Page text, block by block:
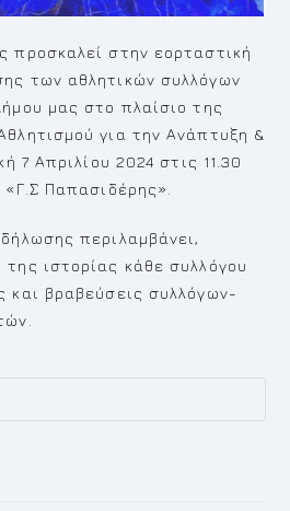
στην εορταστική
των αθλητικών συλλόγων
μας στο πλαίσιο της
για την Ανάπτυξη &
7 Απριλίου 2024 στις 11.30
Παπασιδέρης».
περιλαμβάνει,
ιστορίας κάθε συλλόγου
και βραβεύσεις συλλόγων-